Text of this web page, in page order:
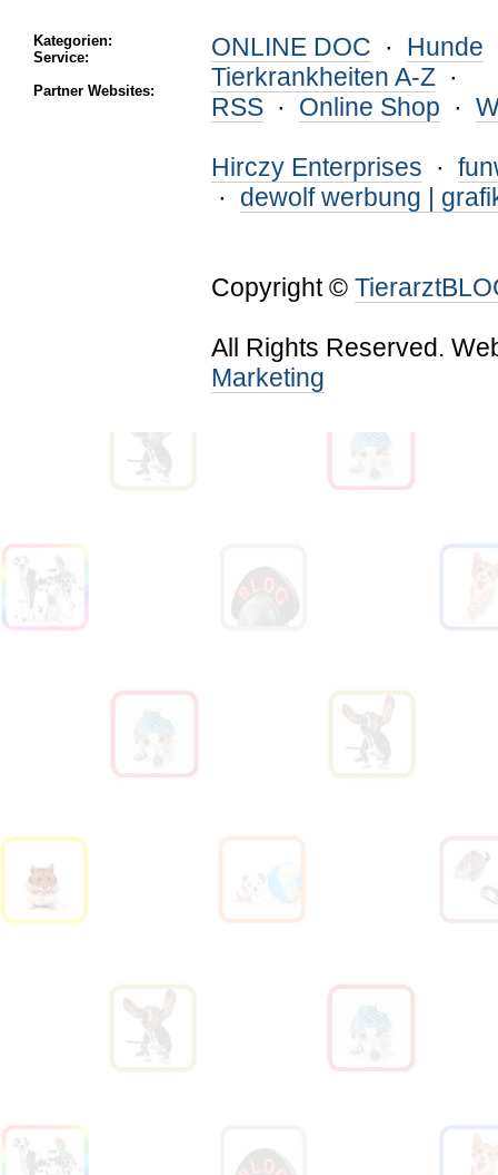
Kategorien:
Service:
Partner Websites:
ONLINE DOC · Hunde
Tierkrankheiten A-Z ·
RSS · Online Shop ·
Hirczy Enterprises ·
· dewolf werbung |
Copyright ©
All Rights Reserved.
Marketing